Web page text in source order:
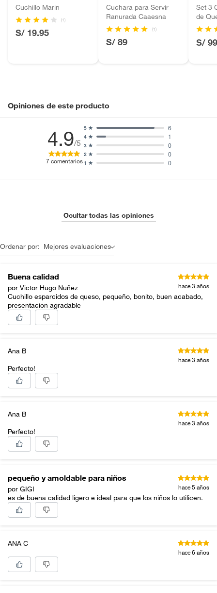
Motocicletas y bicicletas motorizadas.
Licores y cigarros electrónicos.
Cuchillo Marin
(1)
S/ 19.95
Cuchara para Servir
Ranurada Caaesna
(1)
S/ 89
Set 3
de
S/
Opiniones de este producto
4.9/5
7 comentarios1 0
2 0
3 0
4 1
5 6
Ocultar todas las opiniones
Ordenar por: Mejores evaluaciones
Buena calidad
por Victor Hugo Nuñez hace 3 años
Cuchillo esparcidos de queso, pequeño, bonito, buen acabado,
presentacion agradable
Ana B
hace 3 años
Perfecto!
Ana B
hace 3 años
Perfecto!
pequeño y amoldable para niños
por GIGI hace 5 años
es de buena calidad ligero e ideal para que los niños lo utilicen.
ANA C
hace 6 años